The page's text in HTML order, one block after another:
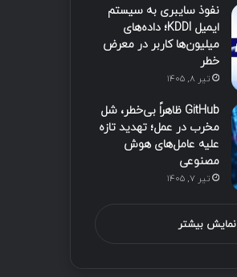
نفوذ سایبری به سیستم
ایمیل KDDI؛ داده‌های
میلیون‌ها کاربر در معرض
خطر
تیر ۸, ۱۴۰۵
GitHub ظاهراً بی‌خطر، شل
مخرب در عمل؛ تهدید تازه
علیه عامل‌های هوش
مصنوعی
تیر ۷, ۱۴۰۵
نمایش بیشتر